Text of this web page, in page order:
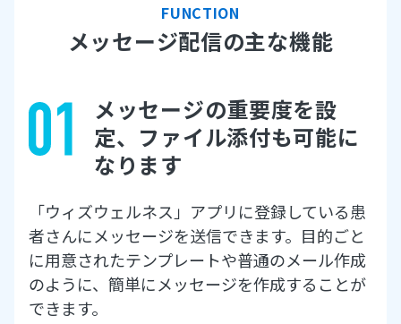
受付管理
院内ディスプレイ
問診フォーム作成
アンケート機能
FUNCTION
メッセージ配信の主な機能
メッセージの重要度を設
定、 ファイル添付も可能に
なります
「ウィズウェルネス」アプリに登録している患
者さんにメッセージを送信できます。目的ごと
に用意されたテンプレートや普通のメール作成
のように、簡単にメッセージを作成することが
できます。